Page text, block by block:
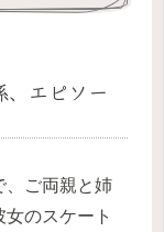
エピソー
、ご両親と姉
のスケート